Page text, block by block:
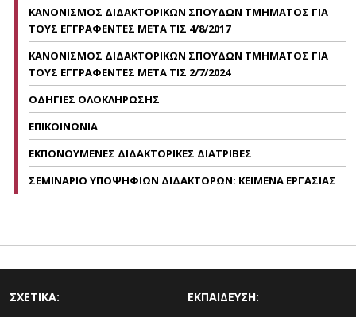
ΚΑΝΟΝΙΣΜΟΣ ΔΙΔΑΚΤΟΡΙΚΩΝ ΣΠΟΥΔΩΝ ΤΜΗΜΑΤΟΣ ΓΙΑ
ΤΟΥΣ ΕΓΓΡΑΦΕΝΤΕΣ ΜΕΤΑ ΤΙΣ 4/8/2017
ΚΑΝΟΝΙΣΜΟΣ ΔΙΔΑΚΤΟΡΙΚΩΝ ΣΠΟΥΔΩΝ ΤΜΗΜΑΤΟΣ ΓΙΑ
ΤΟΥΣ ΕΓΓΡΑΦΕΝΤΕΣ ΜΕΤΑ ΤΙΣ 2/7/2024
ΟΔΗΓΙΕΣ ΟΛΟΚΛΗΡΩΣΗΣ
ΕΠΙΚΟΙΝΩΝΙΑ
ΕΚΠΟΝΟΥΜΕΝΕΣ ΔΙΔΑΚΤΟΡΙΚΕΣ ΔΙΑΤΡΙΒΕΣ
ΣΕΜΙΝΑΡΙΟ ΥΠΟΨΗΦΙΩΝ ΔΙΔΑΚΤΟΡΩΝ: ΚΕΙΜΕΝΑ ΕΡΓΑΣΙΑΣ
ΣΧΕΤΙΚΑ: ΕΚΠΑΙΔΕΥΣΗ: